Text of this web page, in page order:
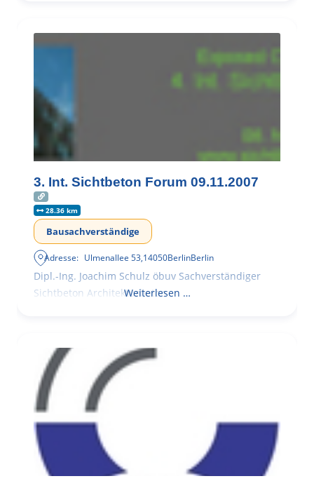
3. Int. Sichtbeton Forum 09.11.2007
28.36 km
Bausachverständige
Adresse: Ulmenallee 53,14050BerlinBerlin
Dipl.-Ing. Joachim Schulz öbuv Sachverständiger
Sichtbeton Architekturbeton
Weiterlesen …